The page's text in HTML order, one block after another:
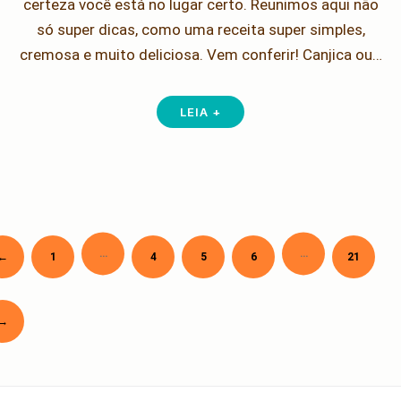
certeza você está no lugar certo. Reunimos aqui não
só super dicas, como uma receita super simples,
cremosa e muito deliciosa. Vem conferir! Canjica ou…
LEIA +
Paginação
de
posts
Newer 1 … 4 5 6 … 21